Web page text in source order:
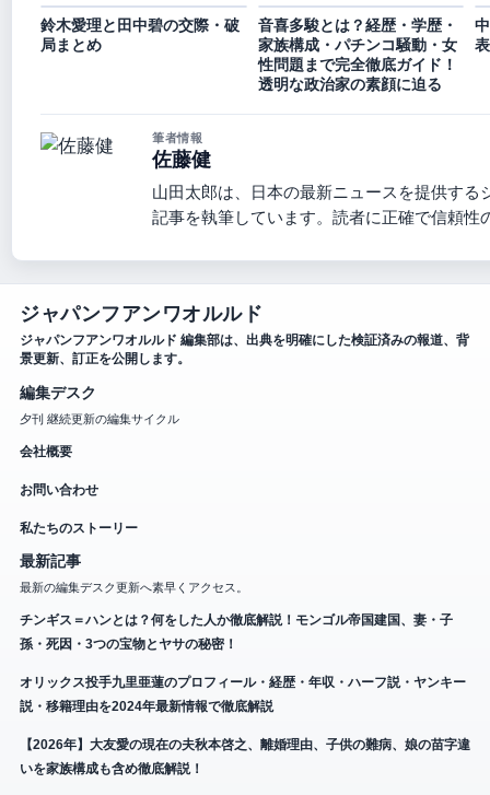
鈴木愛理と田中碧の交際・破
局まとめ
音喜多駿とは？経歴・学歴・
家族構成・パチンコ騒動・女
性問題まで完全徹底ガイド！
透明な政治家の素顔に迫る
筆者情報
佐藤健
山田太郎は、日本の最新ニュースを提供す
記事を執筆しています。読者に正確で信頼
ジャパンフアンワオルルド
ジャパンフアンワオルルド 編集部は、出典を明確にした検証済みの報道、背
景更新、訂正を公開します。
編集デスク
夕刊 継続更新の編集サイクル
会社概要
お問い合わせ
私たちのストーリー
最新記事
最新の編集デスク更新へ素早くアクセス。
チンギス＝ハンとは？何をした人か徹底解説！モンゴル帝国建国、妻・子
孫・死因・3つの宝物とヤサの秘密！
オリックス投手九里亜蓮のプロフィール・経歴・年収・ハーフ説・ヤンキー
説・移籍理由を2024年最新情報で徹底解説
【2026年】大友愛の現在の夫秋本啓之、離婚理由、子供の難病、娘の苗字違
いを家族構成も含め徹底解説！